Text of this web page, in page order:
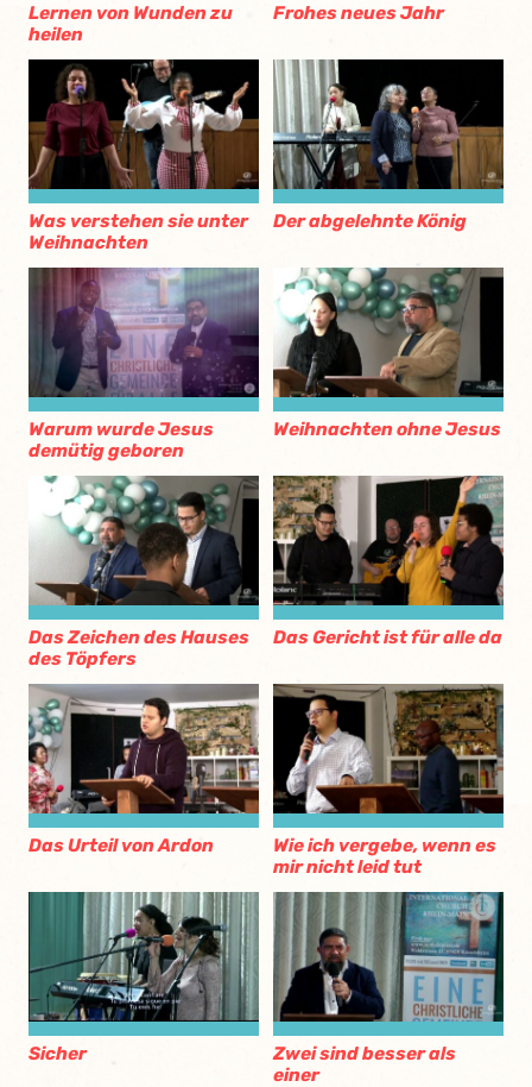
Lernen von Wunden zu
heilen
Frohes neues Jahr
Was verstehen sie unter
Weihnachten
Der abgelehnte König
Warum wurde Jesus
demütig geboren
Weihnachten ohne Jesus
Das Zeichen des Hauses
des Töpfers
Das Gericht ist für alle da
Das Urteil von Ardon
Wie ich vergebe, wenn es
mir nicht leid tut
Sicher
Zwei sind besser als
einer